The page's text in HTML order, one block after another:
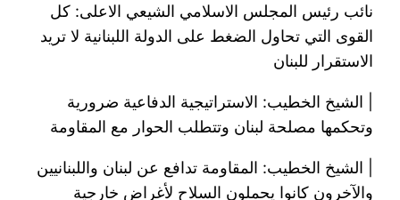
نائب رئيس المجلس الاسلامي الشيعي الاعلى: كل
القوى التي تحاول الضغط على الدولة اللبنانية لا تريد
الاستقرار للبنان
| الشيخ الخطيب: الاستراتيجية الدفاعية ضرورية
وتحكمها مصلحة لبنان وتتطلب الحوار مع المقاومة
| الشيخ الخطيب: المقاومة تدافع عن لبنان واللبنانيين
والآخرون كانوا يحملون السلاح لأغراض خارجية